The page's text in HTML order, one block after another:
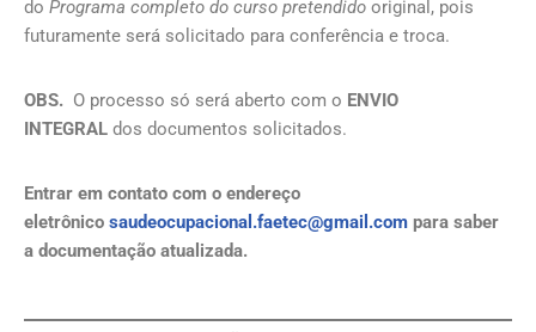
do Programa completo do curso pretendido original, pois
futuramente será solicitado para conferência e troca.
OBS. O processo só será aberto com o ENVIO
INTEGRAL dos documentos solicitados.
Entrar em contato com o endereço
eletrônico saudeocupacional.faetec@gmail.com para saber
a documentação atualizada.